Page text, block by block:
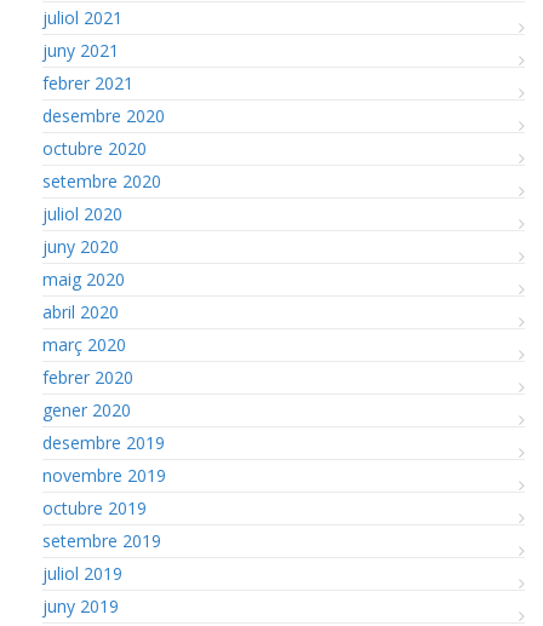
juliol 2021
juny 2021
febrer 2021
desembre 2020
octubre 2020
setembre 2020
juliol 2020
juny 2020
maig 2020
abril 2020
març 2020
febrer 2020
gener 2020
desembre 2019
novembre 2019
octubre 2019
setembre 2019
juliol 2019
juny 2019